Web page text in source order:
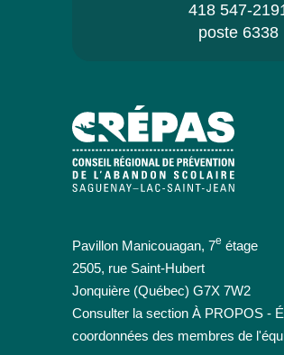
418 547-
poste 6338
Pavillon Manicouagan, 7e étage
2505, rue Saint-Hubert
Jonquière (Québec) G7X 7W2
Consulter la section À PROPOS -
coordonnées des membres de